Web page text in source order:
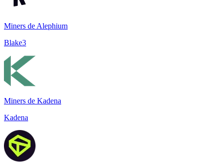
Miners de Alephium
Blake3
Miners de Kadena
Kadena